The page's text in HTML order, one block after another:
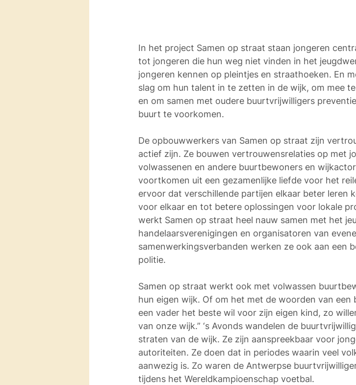
In het project Samen op straat staan jongeren
tot jongeren die hun weg niet vinden in het
jongeren kennen op pleintjes en straathoeken. En
slag om hun talent in te zetten in de wijk, om mee
en om samen met oudere buurtvrijwilligers
buurt te voorkomen.
De opbouwwerkers van Samen op straat zijn
actief zijn. Ze bouwen vertrouwensrelaties op met
volwassenen en andere buurtbewoners en
voortkomen uit een gezamenlijke liefde voor het
ervoor dat verschillende partijen elkaar beter leren
voor elkaar en tot betere oplossingen voor lokale
werkt Samen op straat heel nauw samen met het
handelaarsverenigingen en organisatoren van
samenwerkingsverbanden werken ze ook aan een
politie.
Samen op straat werkt ook met volwassen
hun eigen wijk. Of om het met de woorden van een
een vader het beste wil voor zijn eigen kind, zo
van onze wijk.” ‘s Avonds wandelen de
straten van de wijk. Ze zijn aanspreekbaar voor
autoriteiten. Ze doen dat in periodes waarin veel
aanwezig is. Zo waren de Antwerpse
tijdens het Wereldkampioenschap voetbal.